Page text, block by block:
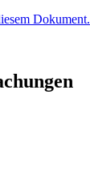
Dokument.